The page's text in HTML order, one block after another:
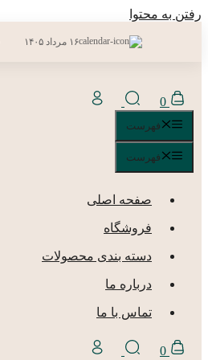
رفتن به محتوا
۱۶ مرداد ۱۴۰۵
0
فهرست
فهرست
صفحه اصلی
فروشگاه
دسته بندی محصولات
درباره ما
تماس با ما
0